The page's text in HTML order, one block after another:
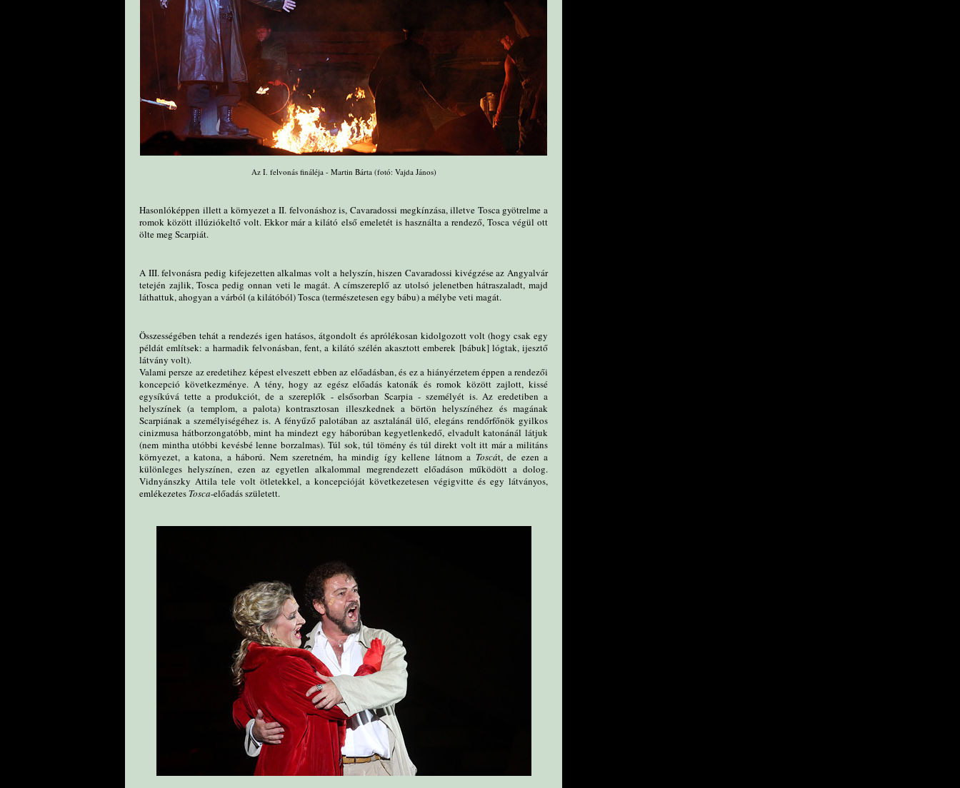
Az I. felvonás fináléja - Martin Bárta (fotó: Vajda János)
Hasonlóképpen illett a környezet a II. felvonáshoz is, Cavaradossi megkínzása, illetve Tosca gyötrelme a
romok között illúziókeltő volt. Ekkor már a kilátó első emeletét is használta a rendező, Tosca végül ott
ölte meg Scarpiát.
A III. felvonásra pedig kifejezetten alkalmas volt a helyszín, hiszen Cavaradossi kivégzése az Angyalvár
tetején zajlik, Tosca pedig onnan veti le magát. A címszereplő az utolsó jelenetben hátraszaladt, majd
láthattuk, ahogyan a várból (a kilátóból) Tosca (természetesen egy bábu) a mélybe veti magát.
Összességében tehát a rendezés igen hatásos, átgondolt és aprólékosan kidolgozott volt (hogy csak egy
példát említsek: a harmadik felvonásban, fent, a kilátó szélén akasztott emberek [bábuk] lógtak, ijesztő
látvány volt).
Valami persze az eredetihez képest elveszett ebben az előadásban, és ez a hiányérzetem éppen a rendezői
koncepció következménye. A tény, hogy az egész előadás katonák és romok között zajlott, kissé
egysíkúvá tette a produkciót, de a szereplők - elsősorban Scarpia - személyét is. Az eredetiben a
helyszínek (a templom, a palota) kontrasztosan illeszkednek a börtön helyszínéhez és magának
Scarpiának a személyiségéhez is. A fényűző palotában az asztalánál ülő, elegáns rendőrfőnök gyilkos
cinizmusa hátborzongatóbb, mint ha mindezt egy háborúban kegyetlenkedő, elvadult katonánál látjuk
(nem mintha utóbbi kevésbé lenne borzalmas). Túl sok, túl tömény és túl direkt volt itt már a militáns
környezet, a katona, a háború. Nem szeretném, ha mindig így kellene látnom a Toscát, de ezen a
különleges helyszínen, ezen az egyetlen alkalommal megrendezett előadáson működött a dolog.
Vidnyánszky Attila tele volt ötletekkel, a koncepcióját következetesen végigvitte és egy látványos,
emlékezetes Tosca-előadás született.